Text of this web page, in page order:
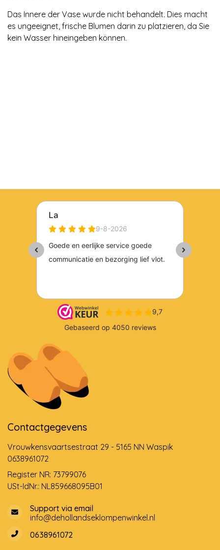
Das Innere der Vase wurde nicht behandelt. Dies macht
es ungeeignet, frische Blumen darin zu platzieren, da Sie
kein Wasser hineingeben können.
Contactgegevens
Vrouwkensvaartsestraat 29 - 5165 NN Waspik
0638961072
Register NR: 73799076
USt-IdNr.: NL859668095B01
Support via email
info@dehollandseklompenwinkel.nl
0638961072